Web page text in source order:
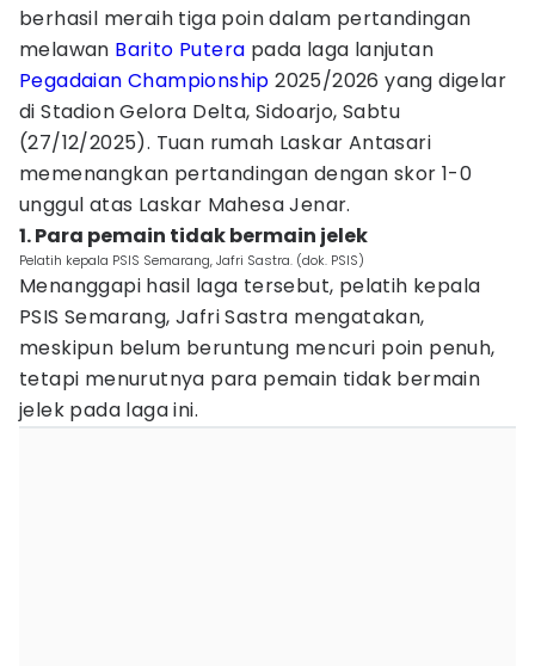
berhasil meraih tiga poin dalam pertandingan
melawan Barito Putera pada laga lanjutan
Pegadaian Championship 2025/2026 yang digelar
di Stadion Gelora Delta, Sidoarjo, Sabtu
(27/12/2025). Tuan rumah Laskar Antasari
memenangkan pertandingan dengan skor 1-0
unggul atas Laskar Mahesa Jenar.
1. Para pemain tidak bermain jelek
Pelatih kepala PSIS Semarang, Jafri Sastra. (dok. PSIS)
Menanggapi hasil laga tersebut, pelatih kepala
PSIS Semarang, Jafri Sastra mengatakan,
meskipun belum beruntung mencuri poin penuh,
tetapi menurutnya para pemain tidak bermain
jelek pada laga ini.